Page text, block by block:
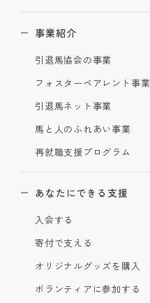
事業紹介
引退馬協会の事業
フォスターペアレント事業
引退馬ネット事業
馬と人のふれあい事業
再就職支援プログラム
あなたにできる支援
入会する
寄付で支える
オリジナルグッズを購入
ボランティアに参加する